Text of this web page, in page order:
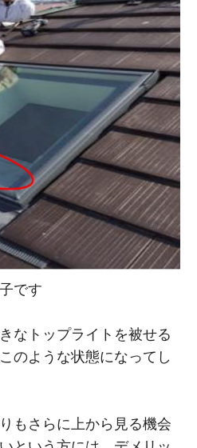
です
なトップライトを被せる
のような状態になってし
もさらに上から見る機会